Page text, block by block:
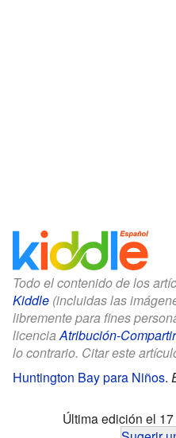
Todo el contenido de los
Kiddle (incluidas las
libremente para fines
licenciaAtribución-
lo contrario. Citar este
Huntington Bay para Niños.
Última edición el